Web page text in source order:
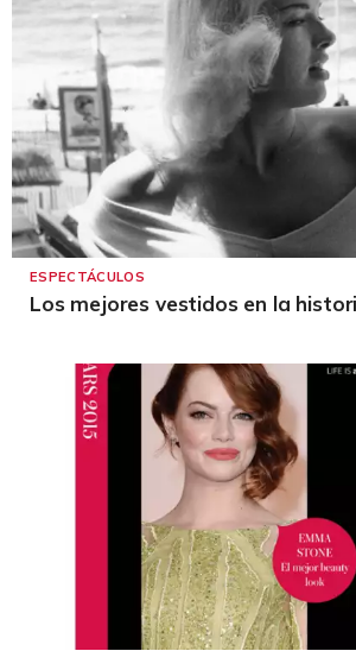
ESPECTÁCULOS
Los mejores vestidos en la